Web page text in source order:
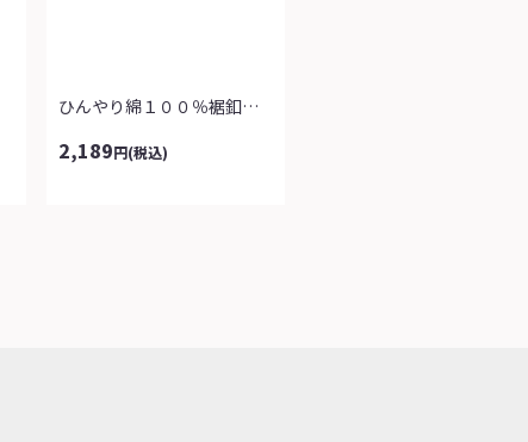
ひんやり綿１００％裾釦使いチュニック
2,189円(税込)